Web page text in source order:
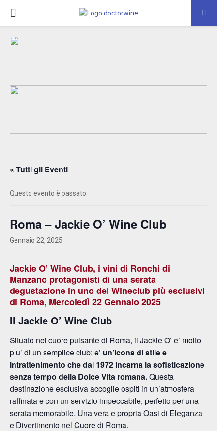
PRIMARY
MENU
« Tutti gli Eventi
Questo evento è passato.
Roma – Jackie O’ Wine Club
Gennaio 22, 2025
Jackie O’ Wine Club, i vini di Ronchi di
Manzano protagonisti di una serata
degustazione in uno del Wineclub più esclusivi
di Roma, Mercoledì 22 Gennaio 2025
Il Jackie O’ Wine Club
Situato nel cuore pulsante di Roma, il Jackie O’ e’ molto
piu’ di un semplice club: e’ un’icona di stile e
intrattenimento che dal 1972 incarna la sofisticazione
senza tempo della Dolce Vita romana.Questa
destinazione esclusiva accoglie ospiti in un’atmosfera
raffinata e con un servizio impeccabile, perfetto per una
serata memorabile. Una vera e propria Oasi di Eleganza
e Divertimento nel Cuore di Roma.